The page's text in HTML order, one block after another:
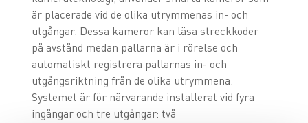
är placerade vid de olika utrymmenas in- och
utgångar. Dessa kameror kan läsa streckkoder
på avstånd medan pallarna är i rörelse och
automatiskt registrera pallarnas in- och
utgångsriktning från de olika utrymmena.
Systemet är för närvarande installerat vid fyra
ingångar och tre utgångar: två